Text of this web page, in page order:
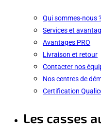
Qui sommes-nous ?
Services et
Avantages PRO
Livraison et retour
Contacter nos
Nos centres de
Certification
Les casses